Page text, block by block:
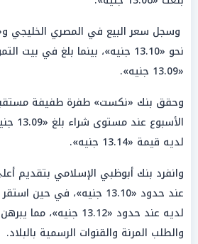
وسجل سعر البيع في المصري
نحو «13.10 جنيه»، بينما بلغ في
«13.09 جنيه».
وحقق بنك «نكست» طفرة طفيفة
لديه قيمة «13.14 جنيه».
وانفرد بنك أبوظبي الإسلامي بتقديم
عند حدود «13.10 جنيه»، في
لديه عند حدود «13.12
والطلب المرنة والقنوات الرسمية بالبلاد.